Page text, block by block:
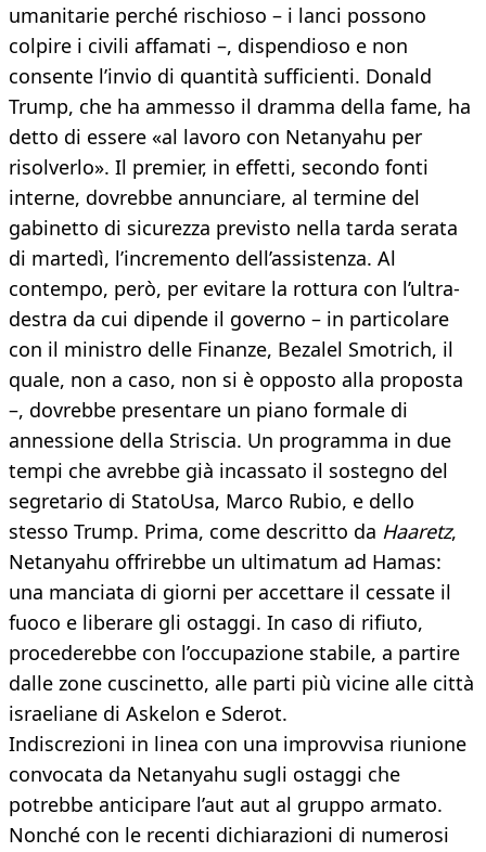
umanitarie perché rischioso – i lanci possono
colpire i civili affamati –, dispendioso e non
consente l’invio di quantità sufficienti. Donald
Trump, che ha ammesso il dramma della fame, ha
detto di essere «al lavoro con Netanyahu per
risolverlo». Il premier, in effetti, secondo fonti
interne, dovrebbe annunciare, al termine del
gabinetto di sicurezza previsto nella tarda serata
di martedì, l’incremento dell’assistenza. Al
contempo, però, per evitare la rottura con l’ultra-
destra da cui dipende il governo – in particolare
con il ministro delle Finanze, Bezalel Smotrich, il
quale, non a caso, non si è opposto alla proposta
–, dovrebbe presentare un piano formale di
annessione della Striscia. Un programma in due
tempi che avrebbe già incassato il sostegno del
segretario di StatoUsa, Marco Rubio, e dello
stesso Trump. Prima, come descritto da Haaretz,
Netanyahu offrirebbe un ultimatum ad Hamas:
una manciata di giorni per accettare il cessate il
fuoco e liberare gli ostaggi. In caso di rifiuto,
procederebbe con l’occupazione stabile, a partire
dalle zone cuscinetto, alle parti più vicine alle città
israeliane di Askelon e Sderot.
Indiscrezioni in linea con una improvvisa riunione
convocata da Netanyahu sugli ostaggi che
potrebbe anticipare l’aut aut al gruppo armato.
Nonché con le recenti dichiarazioni di numerosi